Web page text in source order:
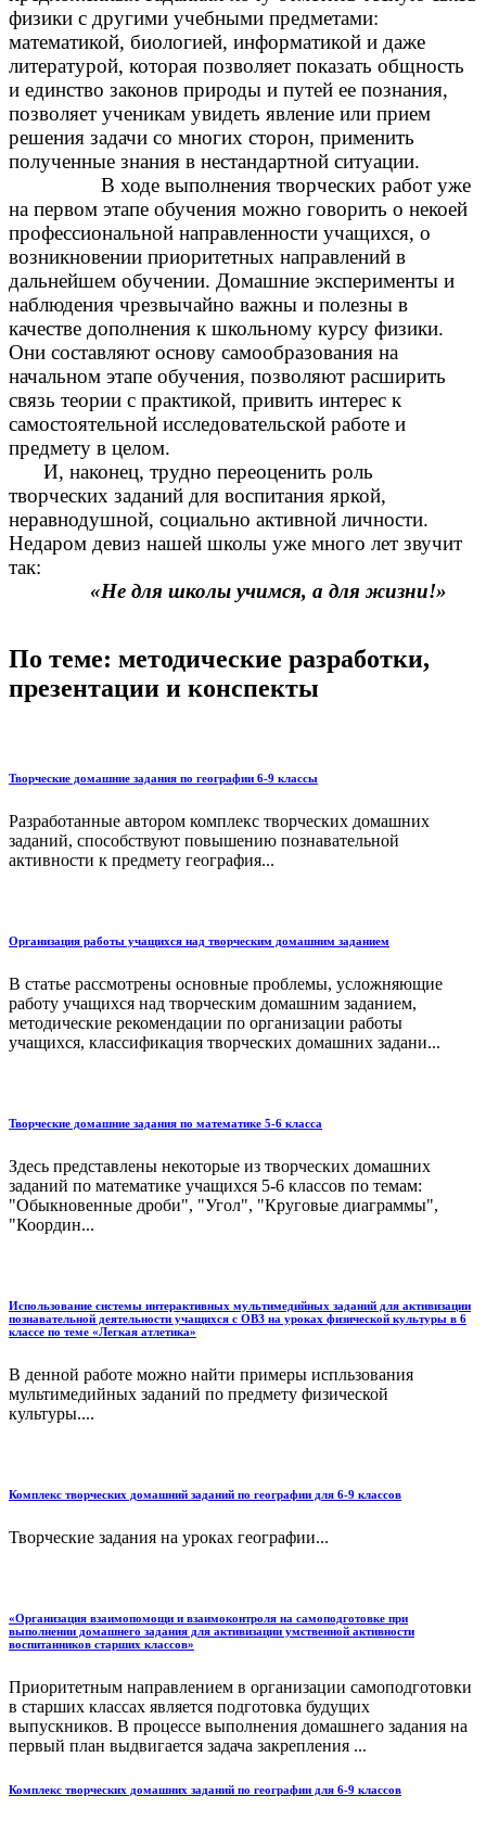
физики с другими учебными предметами:
математикой, биологией, информатикой и даже
литературой, которая позволяет показать общность
и единство законов природы и путей ее познания,
позволяет ученикам увидеть явление или прием
решения задачи со многих сторон, применить
полученные знания в нестандартной ситуации.
В ходе выполнения творческих работ уже
на первом этапе обучения можно говорить о некоей
профессиональной направленности учащихся, о
возникновении приоритетных направлений в
дальнейшем обучении. Домашние эксперименты и
наблюдения чрезвычайно важны и полезны в
качестве дополнения к школьному курсу физики.
Они составляют основу самообразования на
начальном этапе обучения, позволяют расширить
связь теории с практикой, привить интерес к
самостоятельной исследовательской работе и
предмету в целом.
И, наконец, трудно переоценить роль
творческих заданий для воспитания яркой,
неравнодушной, социально активной личности.
Недаром девиз нашей школы уже много лет звучит
так:
«Не для школы учимся, а для жизни!»
По теме: методические разработки,
презентации и конспекты
Творческие домашние задания по географии 6-9 классы
Разработанные автором комплекс творческих домашних
заданий, способствуют повышению познавательной
активности к предмету география...
Организация работы учащихся над творческим домашним заданием
В статье рассмотрены основные проблемы, усложняющие
работу учащихся над творческим домашним заданием,
методические рекомендации по организации работы
учащихся, классификация творческих домашних задани...
Творческие домашние задания по математике 5-6 класса
Здесь представлены некоторые из творческих домашних
заданий по математике учащихся 5-6 классов по темам:
"Обыкновенные дроби", "Угол", "Круговые диаграммы",
"Координ...
Использование системы интерактивных мультимедийных заданий для активизации
познавательной деятельности учащихся с ОВЗ на уроках физической культуры в 6
классе по теме «Легкая атлетика»
В денной работе можно найти примеры испльзования
мультимедийных заданий по предмету физической
культуры....
Комплекс творческих домашний заданий по географии для 6-9 классов
Творческие задания на уроках географии...
«Организация взаимопомощи и взаимоконтроля на самоподготовке при
выполнении домашнего задания для активизации умственной активности
воспитанников старших классов»
Приоритетным направлением в организации самоподготовки
в старших классах является подготовка будущих
выпускников. В процессе выполнения домашнего задания на
первый план выдвигается задача закрепления ...
Комплекс творческих домашних заданий по географии для 6-9 классов